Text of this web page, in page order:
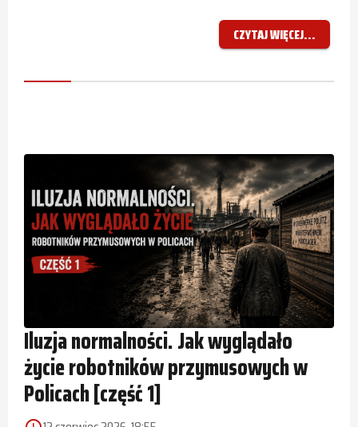
CZYTAJ WIĘCEJ...
Iluzja normalności. Jak wyglądało
życie robotników przymusowych w
Policach [część 1]